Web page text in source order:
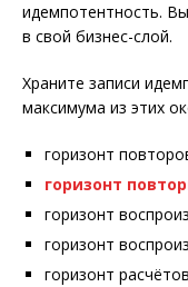
идемпотентность.
в свой бизнес-слой.
Храните записи
максимума из этих
горизонт
горизонт
горизонт
горизонт
горизонт